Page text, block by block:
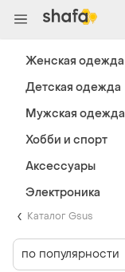
Каталог Gsus
по популярности
Женская одежда
Детская одежда
Мужская одежда
Хобби и спорт
Аксессуары
Электроника